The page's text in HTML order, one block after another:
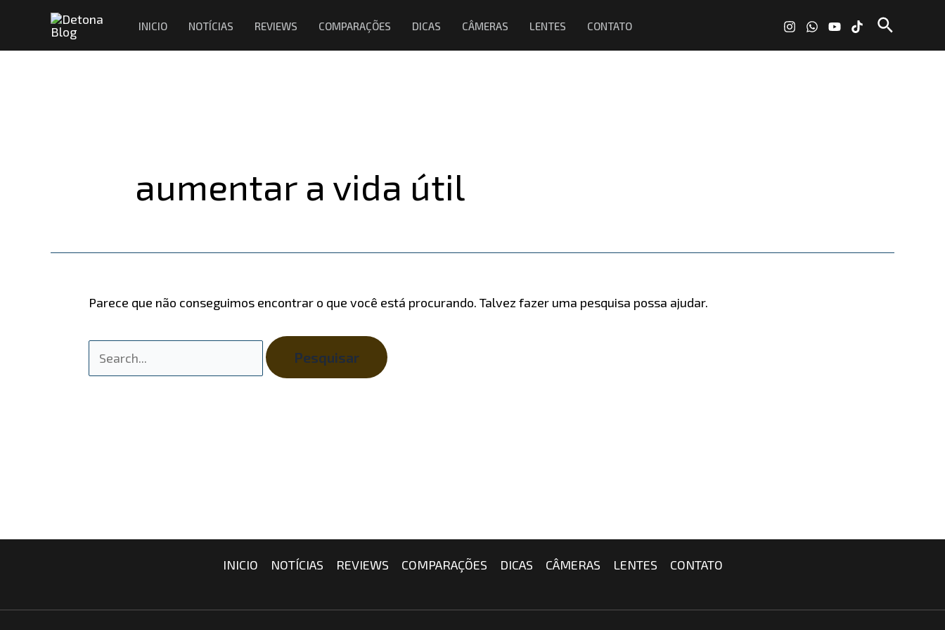
INICIO NOTÍCIAS REVIEWS COMPARAÇÕES DICAS CÂMERAS LENTES CONTATO
aumentar a vida útil
Parece que não conseguimos encontrar o que você está procurando. Talvez fazer uma pesquisa possa ajudar.
INICIO NOTÍCIAS REVIEWS COMPARAÇÕES DICAS CÂMERAS LENTES CONTATO